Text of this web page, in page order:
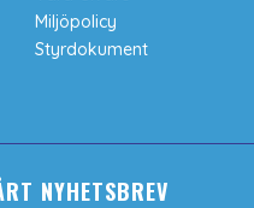
Miljöpolicy
Styrdokument
NYHETSBREV